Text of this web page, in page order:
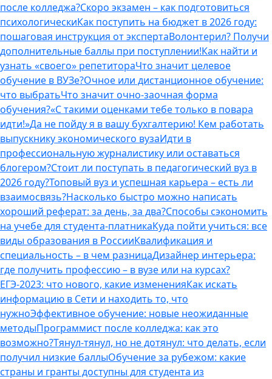
после колледжа?Скоро экзамен – как подготовиться
психологическиКак поступить на бюджет в 2026 году:
пошаговая инструкция от экспертаВолонтерил? Получи
дополнительные баллы при поступлении!Как найти и
узнать «своего» репетитораЧто значит целевое
обучение в ВУЗе?Очное или дистанционное обучение:
что выбратьЧто значит очно-заочная форма
обучения?«С такими оценками тебе только в повара
идти!»Да не пойду я в вашу бухгалтерию! Кем работать
выпускнику экономического вузаИдти в
профессиональную журналистику или оставаться
блогером?Стоит ли поступать в педагогический вуз в
2026 году?Топовый вуз и успешная карьера – есть ли
взаимосвязь?Насколько быстро можно написать
хороший реферат: за день, за два?Способы сэкономить
на учебе для студента-платникаКуда пойти учиться: все
виды образования в РоссииКвалификация и
специальность – в чем разницаДизайнер интерьера:
где получить профессию – в вузе или на курсах?
ЕГЭ-2023: что нового, какие измененияКак искать
информацию в Сети и находить то, что
нужноЭффективное обучение: новые неожиданные
методыПрограммист после колледжа: как это
возможно?Тянул-тянул, но не дотянул: что делать, если
получил низкие баллыОбучение за рубежом: какие
страны и гранты доступны для студента из